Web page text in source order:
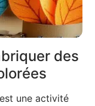
des
une activité